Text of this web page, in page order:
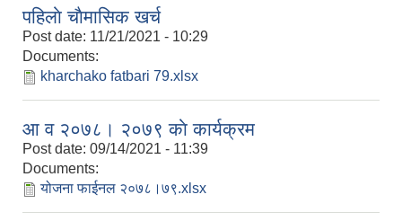
पहिलाे चाैमासिक खर्च
Post date: 11/21/2021 - 10:29
Documents:
kharchako fatbari 79.xlsx
आ‍‍ व २०७८। २०७९ काे कार्यक्रम
Post date: 09/14/2021 - 11:39
Documents:
योजना फाईनल २०७८।७९.xlsx